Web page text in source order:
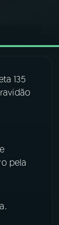
135
pela